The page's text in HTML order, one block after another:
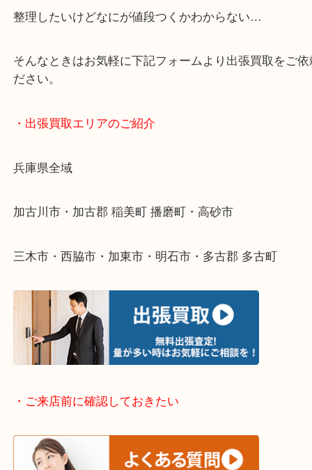
・どんなご依頼もお気軽にご相談ください
終活・遺品整理・生前整理・断捨離・引っ越し
物を整理するケースは年々増えてきています。
整理したいけどなにが値段つくかわからない…
そんなときはお気軽に下記フォームより出張買取を
ださい。